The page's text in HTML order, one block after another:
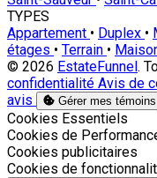
TYPES
Appartement • Duplex •
étages • Terrain •
© 2026 EstateFunnel.
confidentialité Avis de
avis
Gérer mes témoins
Activer
Cookies Essentiels
Activer
Cookies de
Activer
Cookies publicitaires
Activer
Cookies de